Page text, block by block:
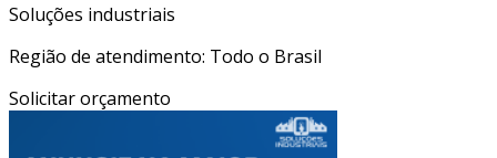
Soluções industriais
Região de atendimento: Todo o Brasil
Solicitar orçamento